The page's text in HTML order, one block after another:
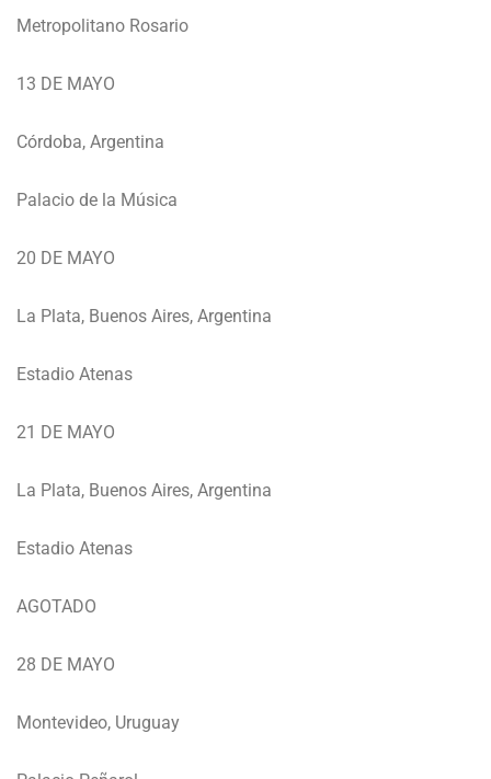
Metropolitano Rosario
13 DE MAYO
Córdoba, Argentina
Palacio de la Música
20 DE MAYO
La Plata, Buenos Aires, Argentina
Estadio Atenas
21 DE MAYO
La Plata, Buenos Aires, Argentina
Estadio Atenas
AGOTADO
28 DE MAYO
Montevideo, Uruguay